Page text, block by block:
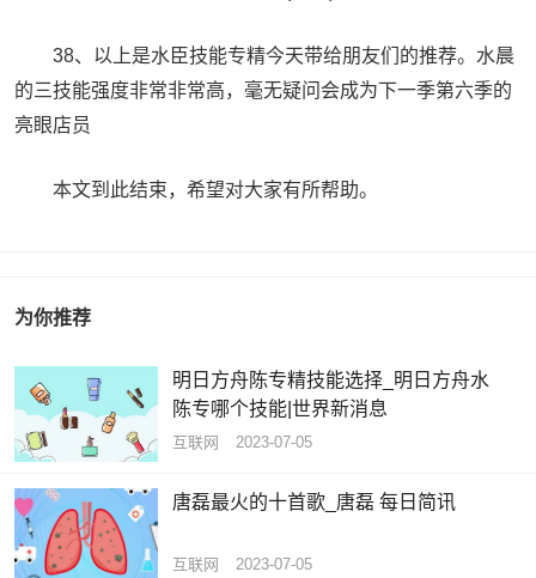
38、以上是水臣技能专精今天带给朋友们的推荐。水晨
的三技能强度非常非常高，毫无疑问会成为下一季第六季的
亮眼店员
本文到此结束，希望对大家有所帮助。
为你推荐
明日方舟陈专精技能选择_明日方舟水
陈专哪个技能|世界新消息
互联网 2023-07-05
唐磊最火的十首歌_唐磊 每日简讯
互联网 2023-07-05